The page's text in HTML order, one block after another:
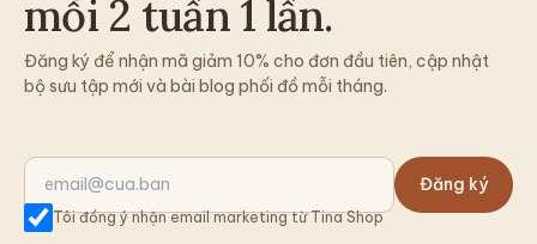
mỗi 2 tuần 1 lần.
Đăng ký để nhận mã giảm 10% cho đơn đầu tiên, cập nhật
bộ sưu tập mới và bài blog phối đồ mỗi tháng.
Đăng ký
Tôi đồng ý nhận email marketing từ Tina Shop